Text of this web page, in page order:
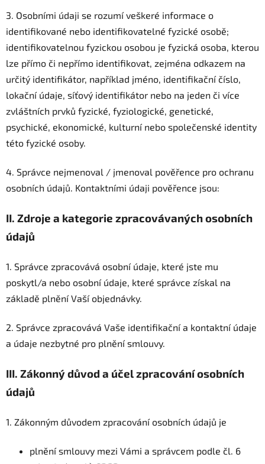
3. Osobními údaji se rozumí veškeré informace o
identifikované nebo identifikovatelné fyzické osobě;
identifikovatelnou fyzickou osobou je fyzická osoba, kterou
lze přímo či nepřímo identifikovat, zejména odkazem na
určitý identifikátor, například jméno, identifikační číslo,
lokační údaje, síťový identifikátor nebo na jeden či více
zvláštních prvků fyzické, fyziologické, genetické,
psychické, ekonomické, kulturní nebo společenské identity
této fyzické osoby.
4. Správce nejmenoval / jmenoval pověřence pro ochranu
osobních údajů. Kontaktními údaji pověřence jsou:
II. Zdroje a kategorie zpracovávaných osobních
údajů
1. Správce zpracovává osobní údaje, které jste mu
poskytl/a nebo osobní údaje, které správce získal na
základě plnění Vaší objednávky.
2. Správce zpracovává Vaše identifikační a kontaktní údaje
a údaje nezbytné pro plnění smlouvy.
III. Zákonný důvod a účel zpracování osobních
údajů
1. Zákonným důvodem zpracování osobních údajů je
plnění smlouvy mezi Vámi a správcem podle čl. 6